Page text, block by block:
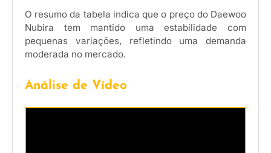
O resumo da tabela indica que o preço do Daewoo
Nubira tem mantido uma estabilidade com
pequenas variações, refletindo uma demanda
moderada no mercado.
Análise de Vídeo